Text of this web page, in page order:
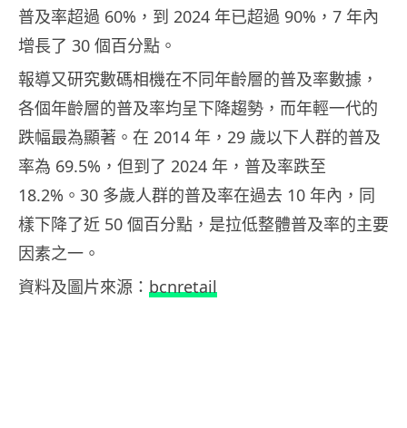
普及率超過 60%，到 2024 年已超過 90%，7 年內
增長了 30 個百分點。
報導又研究數碼相機在不同年齡層的普及率數據，
各個年齡層的普及率均呈下降趨勢，而年輕一代的
跌幅最為顯著。在 2014 年，29 歲以下人群的普及
率為 69.5%，但到了 2024 年，普及率跌至
18.2%。30 多歲人群的普及率在過去 10 年內，同
樣下降了近 50 個百分點，是拉低整體普及率的主要
因素之一。
資料及圖片來源： bcnretail